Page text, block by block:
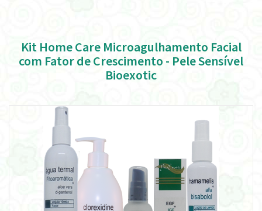
Kit Home Care Microagulhamento Facial
com Fator de Crescimento - Pele Sensível
Bioexotic